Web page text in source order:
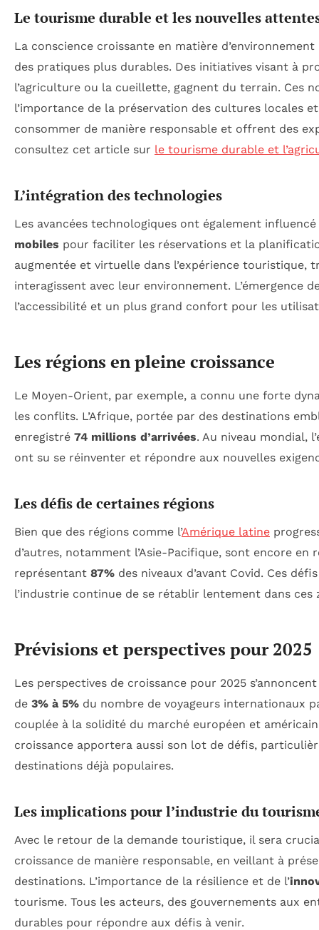
Le tourisme durable et les nouvelles
La conscience croissante en matière
des pratiques plus durables. Des initiatives visant à
l’agriculture ou la cueillette, gagnent du terrain. Ces
l’importance de la préservation des cultures locales
consommer de manière responsable et offrent des
consultez cet article sur le tourisme durable et
L’intégration des technologies
Les avancées technologiques ont également
mobiles pour faciliter les réservations et la
augmentée et virtuelle dans l’expérience touristique,
interagissent avec leur environnement. L’émergence
l’accessibilité et un plus grand confort pour les
Les régions en pleine croissance
Le Moyen-Orient, par exemple, a connu une forte
les conflits. L’Afrique, portée par des destinations
enregistré 74 millions d’arrivées. Au niveau mondial,
ont su se réinventer et répondre aux nouvelles
Les défis de certaines régions
Bien que des régions comme l’Amérique latine
d’autres, notamment l’Asie-Pacifique, sont encore en
représentant 87% des niveaux d’avant Covid. Ces
l’industrie continue de se rétablir lentement dans ces
Prévisions et perspectives pour 2025
Les perspectives de croissance pour 2025
de 3% à 5% du nombre de voyageurs internationaux
couplée à la solidité du marché européen et
croissance apportera aussi son lot de défis,
destinations déjà populaires.
Les implications pour l’industrie du
Avec le retour de la demande touristique, il sera
croissance de manière responsable, en veillant à
destinations. L’importance de la résilience et de l’
tourisme. Tous les acteurs, des gouvernements aux
durables pour répondre aux défis à venir.